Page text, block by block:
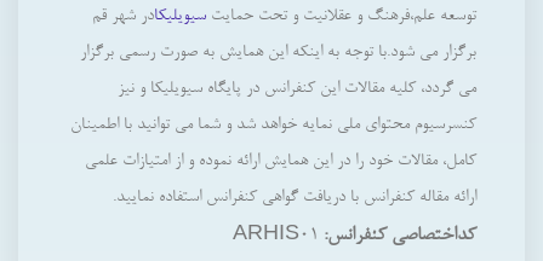
توسعه علم،فرهنگ و عقلانيت و تحت حمایت سیویلیکادر شهر قم
برگزار می شود.با توجه به اینکه این همایش به صورت رسمی برگزار
می گردد، کلیه مقالات این کنفرانس در پایگاه سیویلیکا و نیز
کنسرسیوم محتوای ملی نمایه خواهد شد و شما می توانید با اطمینان
کامل، مقالات خود را در این همایش ارائه نموده و از امتیازات علمی
ارائه مقاله کنفرانس با دریافت گواهی کنفرانس استفاده نمایید.
کداختصاصی کنفرانس: ARHIS01